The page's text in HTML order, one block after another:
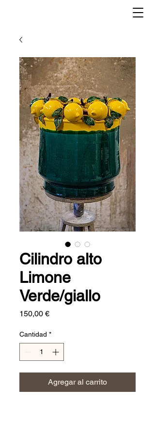
Cilindro alto
Limone
Verde/giallo
150,00 €Precio
Cantidad *
Agregar al carrito